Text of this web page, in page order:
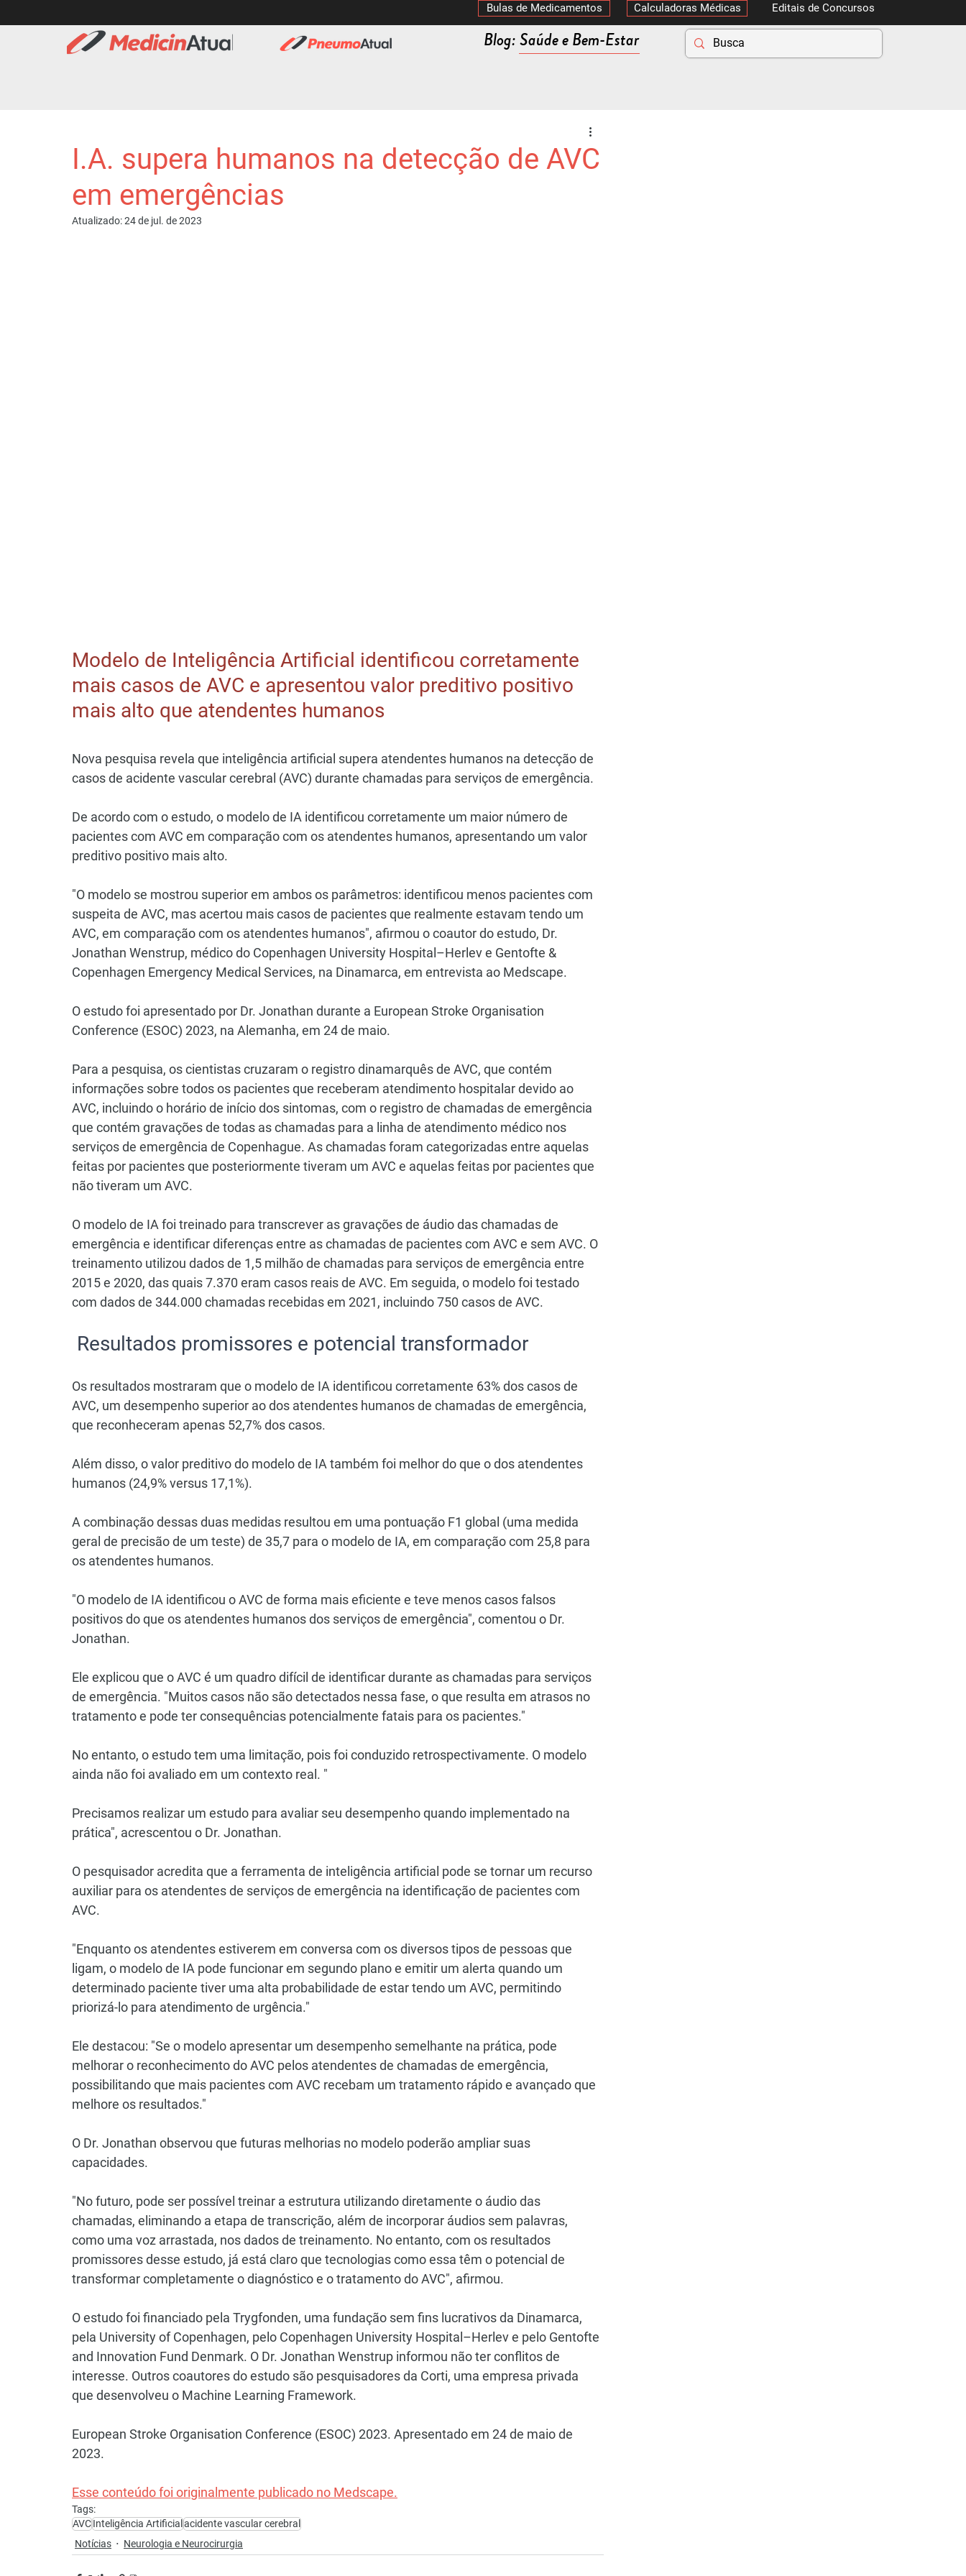
Bulas de Medicamentos Calculadoras Médicas Editais de Concursos
Blog: Saúde e Bem-Estar
I.A. supera humanos na detecção de AVC
em emergências
Atualizado:24 de jul. de 2023
Modelo de Inteligência Artificial identificou corretamente
mais casos de AVC e apresentou valor preditivo positivo
mais alto que atendentes humanos
Nova pesquisa revela que inteligência artificial supera atendentes humanos na detecção de
casos de acidente vascular cerebral (AVC) durante chamadas para serviços de emergência.
De acordo com o estudo, o modelo de IA identificou corretamente um maior número de
pacientes com AVC em comparação com os atendentes humanos, apresentando um valor
preditivo positivo mais alto.
"O modelo se mostrou superior em ambos os parâmetros: identificou menos pacientes com
suspeita de AVC, mas acertou mais casos de pacientes que realmente estavam tendo um
AVC, em comparação com os atendentes humanos", afirmou o coautor do estudo, Dr.
Jonathan Wenstrup, médico do Copenhagen University Hospital–Herlev e Gentofte &
Copenhagen Emergency Medical Services, na Dinamarca, em entrevista ao Medscape.
O estudo foi apresentado por Dr. Jonathan durante a European Stroke Organisation
Conference (ESOC) 2023, na Alemanha, em 24 de maio.
Para a pesquisa, os cientistas cruzaram o registro dinamarquês de AVC, que contém
informações sobre todos os pacientes que receberam atendimento hospitalar devido ao
AVC, incluindo o horário de início dos sintomas, com o registro de chamadas de emergência
que contém gravações de todas as chamadas para a linha de atendimento médico nos
serviços de emergência de Copenhague. As chamadas foram categorizadas entre aquelas
feitas por pacientes que posteriormente tiveram um AVC e aquelas feitas por pacientes que
não tiveram um AVC.
O modelo de IA foi treinado para transcrever as gravações de áudio das chamadas de
emergência e identificar diferenças entre as chamadas de pacientes com AVC e sem AVC. O
treinamento utilizou dados de 1,5 milhão de chamadas para serviços de emergência entre
2015 e 2020, das quais 7.370 eram casos reais de AVC. Em seguida, o modelo foi testado
com dados de 344.000 chamadas recebidas em 2021, incluindo 750 casos de AVC.
Resultados promissores e potencial transformador
Os resultados mostraram que o modelo de IA identificou corretamente 63% dos casos de
AVC, um desempenho superior ao dos atendentes humanos de chamadas de emergência,
que reconheceram apenas 52,7% dos casos.
Além disso, o valor preditivo do modelo de IA também foi melhor do que o dos atendentes
humanos (24,9% versus 17,1%).
A combinação dessas duas medidas resultou em uma pontuação F1 global (uma medida
geral de precisão de um teste) de 35,7 para o modelo de IA, em comparação com 25,8 para
os atendentes humanos.
"O modelo de IA identificou o AVC de forma mais eficiente e teve menos casos falsos
positivos do que os atendentes humanos dos serviços de emergência", comentou o Dr.
Jonathan.
Ele explicou que o AVC é um quadro difícil de identificar durante as chamadas para serviços
de emergência. "Muitos casos não são detectados nessa fase, o que resulta em atrasos no
tratamento e pode ter consequências potencialmente fatais para os pacientes."
No entanto, o estudo tem uma limitação, pois foi conduzido retrospectivamente. O modelo
ainda não foi avaliado em um contexto real. "
Precisamos realizar um estudo para avaliar seu desempenho quando implementado na
prática", acrescentou o Dr. Jonathan.
O pesquisador acredita que a ferramenta de inteligência artificial pode se tornar um recurso
auxiliar para os atendentes de serviços de emergência na identificação de pacientes com
AVC.
"Enquanto os atendentes estiverem em conversa com os diversos tipos de pessoas que
ligam, o modelo de IA pode funcionar em segundo plano e emitir um alerta quando um
determinado paciente tiver uma alta probabilidade de estar tendo um AVC, permitindo
priorizá-lo para atendimento de urgência."
Ele destacou: "Se o modelo apresentar um desempenho semelhante na prática, pode
melhorar o reconhecimento do AVC pelos atendentes de chamadas de emergência,
possibilitando que mais pacientes com AVC recebam um tratamento rápido e avançado que
melhore os resultados."
O Dr. Jonathan observou que futuras melhorias no modelo poderão ampliar suas
capacidades.
"No futuro, pode ser possível treinar a estrutura utilizando diretamente o áudio das
chamadas, eliminando a etapa de transcrição, além de incorporar áudios sem palavras,
como uma voz arrastada, nos dados de treinamento. No entanto, com os resultados
promissores desse estudo, já está claro que tecnologias como essa têm o potencial de
transformar completamente o diagnóstico e o tratamento do AVC", afirmou.
O estudo foi financiado pela Trygfonden, uma fundação sem fins lucrativos da Dinamarca,
pela University of Copenhagen, pelo Copenhagen University Hospital–Herlev e pelo Gentofte
and Innovation Fund Denmark. O Dr. Jonathan Wenstrup informou não ter conflitos de
interesse. Outros coautores do estudo são pesquisadores da Corti, uma empresa privada
que desenvolveu o Machine Learning Framework.
European Stroke Organisation Conference (ESOC) 2023. Apresentado em 24 de maio de
2023.
Esse conteúdo foi originalmente publicado no Medscape.
Tags:
AVCInteligência Artificial acidente vascular cerebral
Notícias
Neurologia e Neurocirurgia